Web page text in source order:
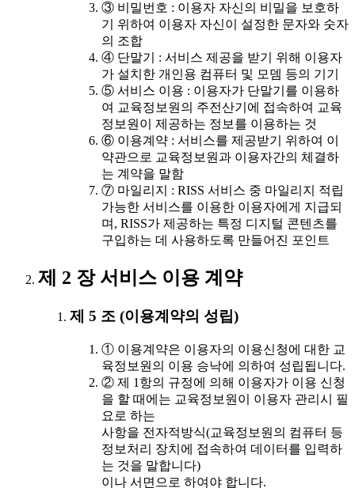
③ 비밀번호 : 이용자 자신의 비밀을 보호하
기 위하여 이용자 자신이 설정한 문자와 숫자
의 조합
④ 단말기 : 서비스 제공을 받기 위해 이용자
가 설치한 개인용 컴퓨터 및 모뎀 등의 기기
⑤ 서비스 이용 : 이용자가 단말기를 이용하
여 교육정보원의 주전산기에 접속하여 교육
정보원이 제공하는 정보를 이용하는 것
⑥ 이용계약 : 서비스를 제공받기 위하여 이
약관으로 교육정보원과 이용자간의 체결하
는 계약을 말함
⑦ 마일리지 : RISS 서비스 중 마일리지 적립
가능한 서비스를 이용한 이용자에게 지급되
며, RISS가 제공하는 특정 디지털 콘텐츠를
구입하는 데 사용하도록 만들어진 포인트
제 2 장 서비스 이용 계약
제 5 조 (이용계약의 성립)
① 이용계약은 이용자의 이용신청에 대한 교
육정보원의 이용 승낙에 의하여 성립됩니다.
② 제 1항의 규정에 의해 이용자가 이용 신청
을 할 때에는 교육정보원이 이용자 관리시 필
요로 하는
사항을 전자적방식(교육정보원의 컴퓨터 등
정보처리 장치에 접속하여 데이터를 입력하
는 것을 말합니다)
이나 서면으로 하여야 합니다.